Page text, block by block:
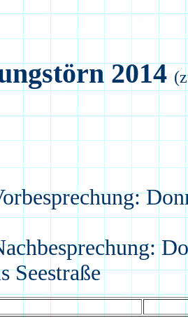
2014
Seestraße